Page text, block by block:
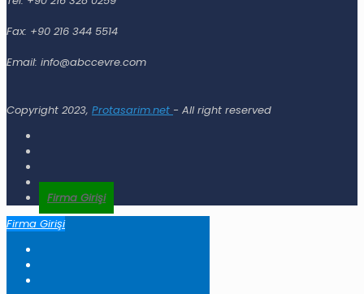
Fax: +90 216 344 5514
Email: info@abccevre.com
Copyright 2023, Protasarim.net - All right reserved
Firma Girişi
Firma Girişi